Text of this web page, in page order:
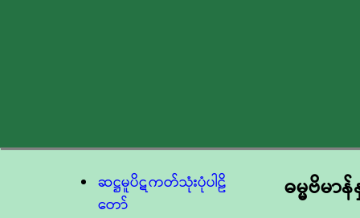
ဆဋ္ဌမူပိဋကတ်သုံးပုံပါဠိ
တော်
ဓမ္မဗိမာ